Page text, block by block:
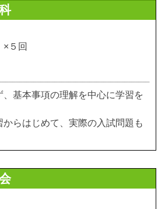
×５回
基本事項の理解を中心に学習を
らはじめて、実際の入試問題も